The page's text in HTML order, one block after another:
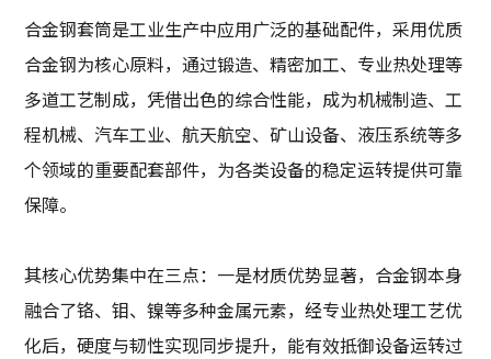
合金钢套筒是工业生产中应用广泛的基础配件，采用优质
合金钢为核心原料，通过锻造、精密加工、专业热处理等
多道工艺制成，凭借出色的综合性能，成为机械制造、工
程机械、汽车工业、航天航空、矿山设备、液压系统等多
个领域的重要配套部件，为各类设备的稳定运转提供可靠
保障。
其核心优势集中在三点：一是材质优势显著，合金钢本身
融合了铬、钼、镍等多种金属元素，经专业热处理工艺优
化后，硬度与韧性实现同步提升，能有效抵御设备运转过